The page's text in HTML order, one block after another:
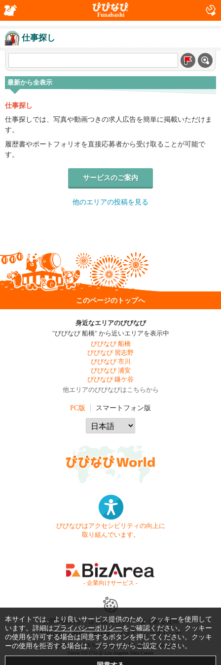
Funabashi
仕事探し
最新から全表示
仕事探し
仕事探しでは、写真や動画つきの求人広告を簡単に掲載いただけま
す。
履歴書やポートフォリオを直接応募者から受け取ることが可能で
す。
サービスのご案内
他のエリアの投稿を見る
このページのトップへ
身近なエリアのびびなび
"びびなび 船橋" から近いエリアを表示中
びびなび 船橋
びびなび 習志野
びびなび 市川
びびなび 浦安
びびなび 鎌ケ谷
他エリアのびびなびはこちらから
PC版 スマートフォン版
びびなびはアクセシビリティの向上に
取り組んでいます。
- 企業向けサービス -
お問い合わせ はじめてガイド
よくある質問
利用規約
商標・著作権 プライバシーポリシー
Copyright © 1999-2026 Vivid Navigation, Inc. All Rights Reserved.
Server US (75) @ Los Angeles Data Center
本サイトでは、より良いサービス提供のため、クッキーを使用して
います。詳細はプライバシーポリシーをご確認ください。クッキー
の使用を許可する場合は同意するボタンを押してください。クッキ
ーの使用を拒否する場合は、ブラウザからご設定ください。